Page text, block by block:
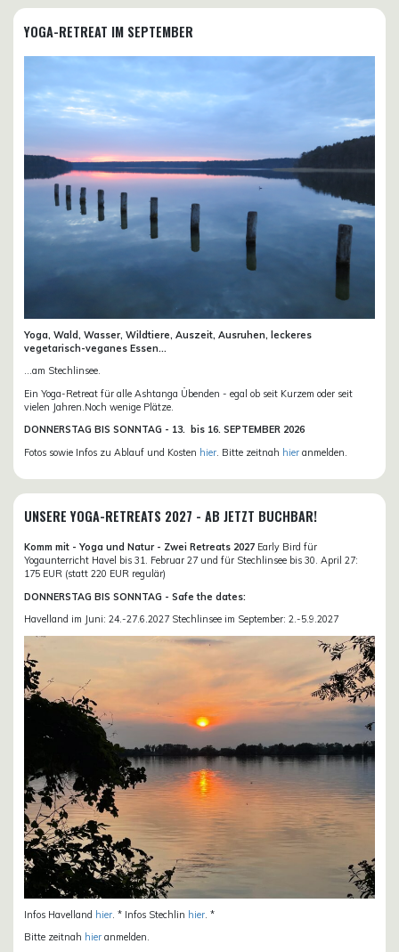
YOGA-RETREAT IM SEPTEMBER
Yoga, Wald, Wasser, Wildtiere, Auszeit, Ausruhen, leckeres
vegetarisch-veganes Essen...
...am Stechlinsee.
Ein Yoga-Retreat für alle Ashtanga Übenden - egal ob seit Kurzem oder seit
vielen Jahren.Noch wenige Plätze.
DONNERSTAG BIS SONNTAG - 13. bis 16. SEPTEMBER 2026
Fotos sowie Infos zu Ablauf und Kosten hier . Bitte zeitnah hier anmelden.
UNSERE YOGA-RETREATS 2027 - AB JETZT BUCHBAR!
Komm mit - Yoga und Natur - Zwei Retreats 2027 Early Bird für
Yogaunterricht Havel bis 31. Februar 27 und für Stechlinsee bis 30. April 27:
175 EUR (statt 220 EUR regulär)
DONNERSTAG BIS SONNTAG - Safe the dates:
Havelland im Juni: 24.-27.6.2027 Stechlinsee im September: 2.-5.9.2027
Infos Havelland hier . * Infos Stechlin hier . *
Bitte zeitnah hier anmelden.